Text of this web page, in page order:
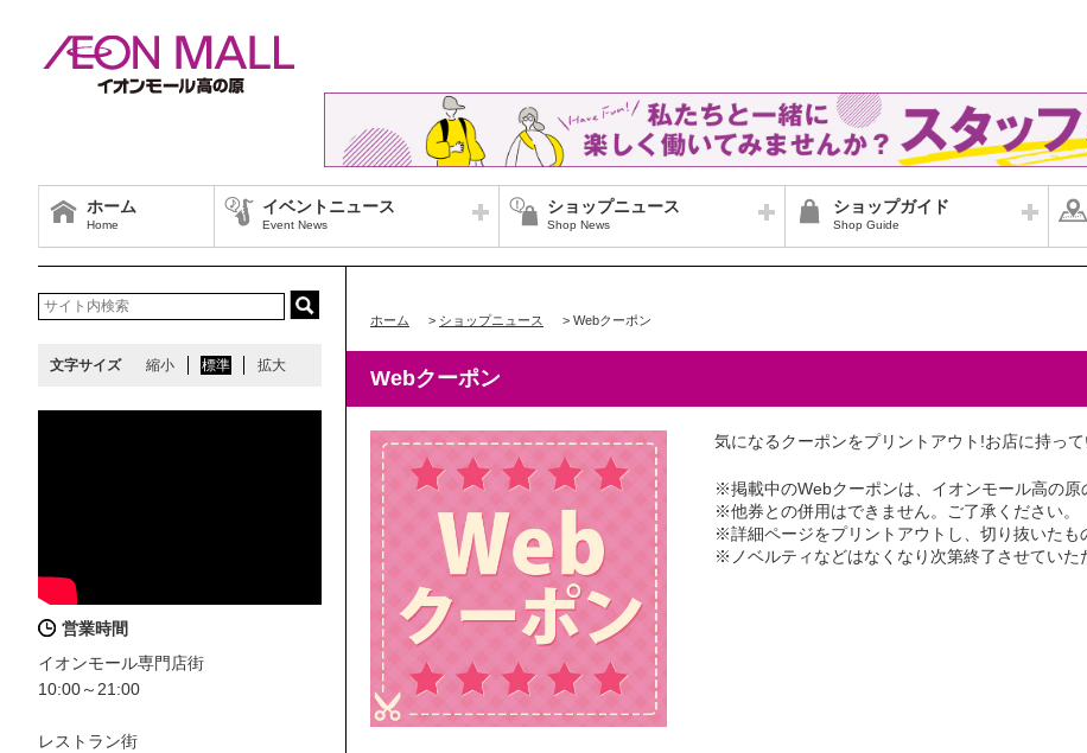
ホーム
Home
イベントニュース
Event News
ショップニュース
Shop News
ショップガイド
Shop Guide
ホーム > ショップニュース > Webクーポン
Webクーポン
気になるクーポンをプリントアウト!お店に持って
※掲載中のWebクーポンは、イオンモール高の原
※他券との併用はできません。ご了承ください。
※詳細ページをプリントアウトし、切り抜いたも
※ノベルティなどはなくなり次第終了させていた
文字サイズ 縮小 標準 拡大
営業時間
イオンモール専門店街
10:00～21:00
レストラン街